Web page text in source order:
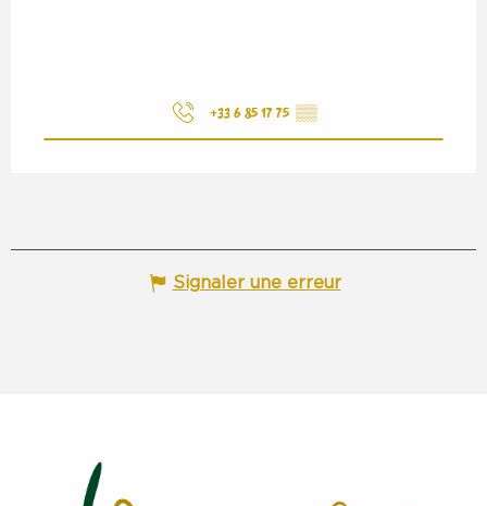
+33 6 85 17 75 ▒▒
Signaler une erreur